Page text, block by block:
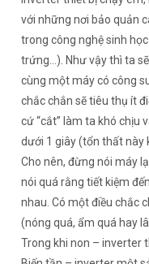
với những nơi bảo quản
trong công nghệ sinh
trứng…). Như vậy thì ta
cùng một máy có công
chắc chắn sẽ tiêu thụ ít
cứ “cắt” làm ta khó chịu
dưới 1 giây (tổn thất này
Cho nên, đừng nói máy
nói quá rằng tiết kiệm
nhau. Có một điều chắc
(nóng quá, ẩm quá hay
Trong khi non – inverter